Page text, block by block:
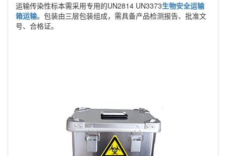
运输传染性标本需采用专用的UN2814 UN3373生物安全运输
箱运输。包装由三层包装组成，需具备产品检测报告、批准文
号、合格证。